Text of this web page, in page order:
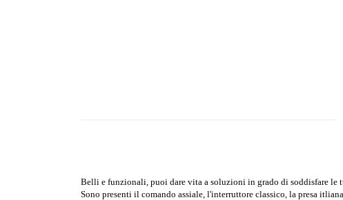
Belli e funzionali, puoi dare vita a soluzioni in grado di soddisfare le
Sono presenti il comando assiale, l'interruttore classico, la presa